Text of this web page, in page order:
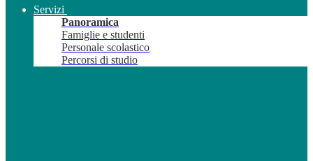
Servizi
Panoramica
Famiglie e studenti
Personale scolastico
Percorsi di studio